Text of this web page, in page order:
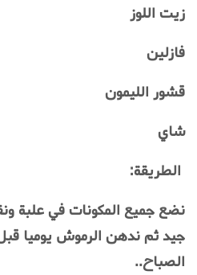
زيت اللوز
فازلين
قشور الليمون
شاي
الطريقة:
نضع جميع المكونات في علبة
جيد ثم ندهن الرموش يوميا
الصباح..